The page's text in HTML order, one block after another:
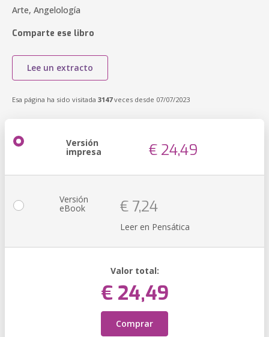
Arte, Angelología
Comparte ese libro
Lee un extracto
Esa página ha sido visitada 3147veces desde 07/07/2023
Versión
impresa € 24,49
Versión
eBook € 7,24
Leer en Pensática
Valor total:
€ 24,49
Comprar